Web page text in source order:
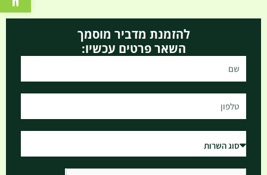
להזמנת מדביר מוסמך
השאר פרטים עכשיו: